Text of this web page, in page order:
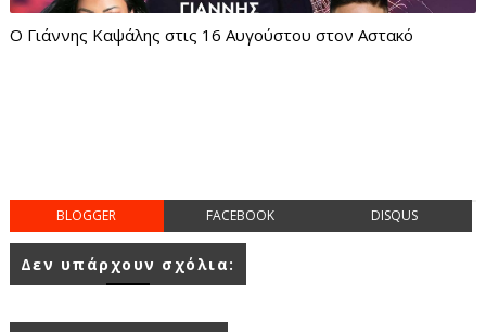
Ο Γιάννης Καψάλης στις 16 Αυγούστου στον Αστακό
BLOGGER FACEBOOK DISQUS
Δεν υπάρχουν σχόλια: